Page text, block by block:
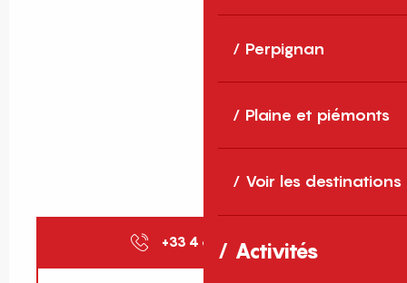
Perpignan
Plaine et piémonts
Voir les destinations
Activités
+33 4 68 11 40 ▒▒